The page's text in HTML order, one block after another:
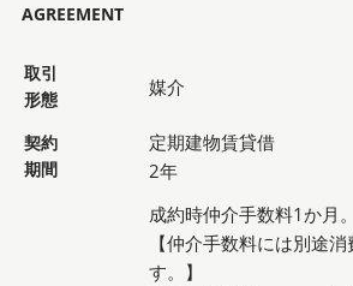
AGREEMENT
取引
形態
媒介
契約
期間
定期建物賃貸借
2年
成約時仲介手数料1か月。
【仲介手数料には別途
す。】